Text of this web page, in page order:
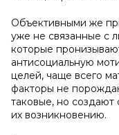
Объективными же
уже не связанные с
которые
антисоциальную
целей, чаще всего
факторы не
таковые, но создают
их возникновению.